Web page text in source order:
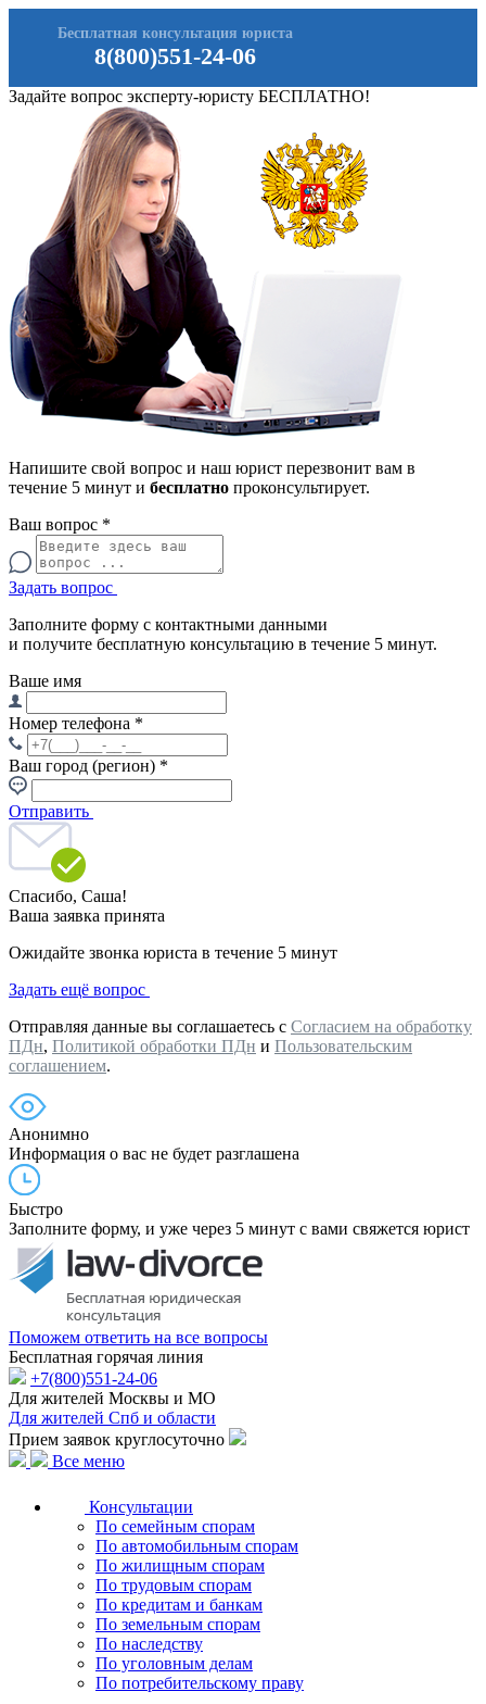
8(800)551-24-06
Бесплатная консультация юриста
Задайте вопрос эксперту-юристу БЕСПЛАТНО!
Напишите свой вопрос и наш юрист перезвонит вам в
течение 5 минут и бесплатно проконсультирует.
Ваш вопрос *
Задать вопрос
Заполните форму с контактными данными
и получите бесплатную консультацию в течение 5 минут.
Ваше имя
Номер телефона *
Ваш город (регион) *
Отправить
Спасибо, Саша!
Ваша заявка принята
Ожидайте звонка юриста в течение 5 минут
Задать ещё вопрос
Отправляя данные вы соглашаетесь с Согласием на обработку
ПДн, Политикой обработки ПДн и Пользовательским
соглашением.
Анонимно
Информация о вас не будет разглашена
Быстро
Заполните форму, и уже через 5 минут с вами свяжется юрист
Поможем ответить на все вопросы
Бесплатная горячая линия
+7(800)551-24-06
Для жителей Москвы и МО
Для жителей Спб и области
Прием заявок круглосуточно
Все меню
Консультации
По семейным спорам
По автомобильным спорам
По жилищным спорам
По трудовым спорам
По кредитам и банкам
По земельным спорам
По наследству
По уголовным делам
По потребительскому праву